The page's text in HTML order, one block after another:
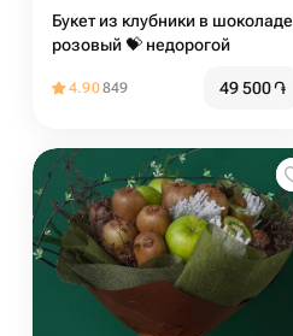
Букет из клубники в шоколаде
розовый 💝️ недорогой
4.90849 49 500֏